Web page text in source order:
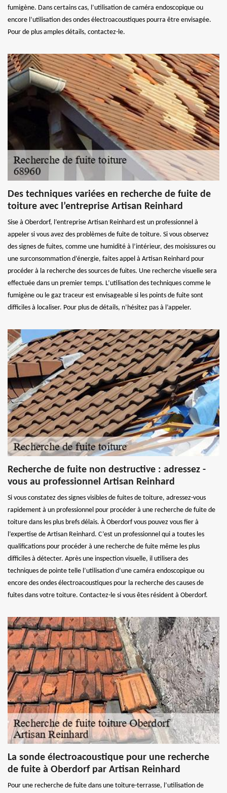
fumigène. Dans certains cas, l’utilisation de caméra endoscopique ou
encore l’utilisation des ondes électroacoustiques pourra être envisagée.
Pour de plus amples détails, contactez-le.
Des techniques variées en recherche de fuite de
toiture avec l’entreprise Artisan Reinhard
Sise à Oberdorf, l’entreprise Artisan Reinhard est un professionnel à
appeler si vous avez des problèmes de fuite de toiture. Si vous observez
des signes de fuites, comme une humidité à l’intérieur, des moisissures ou
une surconsommation d’énergie, faites appel à Artisan Reinhard pour
procéder à la recherche des sources de fuites. Une recherche visuelle sera
effectuée dans un premier temps. L’utilisation des techniques comme le
fumigène ou le gaz traceur est envisageable si les points de fuite sont
difficiles à localiser. Pour plus de détails, n’hésitez pas à l’appeler.
Recherche de fuite non destructive : adressez -
vous au professionnel Artisan Reinhard
Si vous constatez des signes visibles de fuites de toiture, adressez-vous
rapidement à un professionnel pour procéder à une recherche de fuite de
toiture dans les plus brefs délais. À Oberdorf vous pouvez vous fier à
l’expertise de Artisan Reinhard. C’est un professionnel qui a toutes les
qualifications pour procéder à une recherche de fuite même les plus
difficiles à détecter. Après une inspection visuelle, il utilisera des
techniques de pointe telle l’utilisation d’une caméra endoscopique ou
encore des ondes électroacoustiques pour la recherche des causes de
fuites dans votre toiture. Contactez-le si vous êtes résident à Oberdorf.
La sonde électroacoustique pour une recherche
de fuite à Oberdorf par Artisan Reinhard
Pour une recherche de fuite dans une toiture-terrasse, l’utilisation de